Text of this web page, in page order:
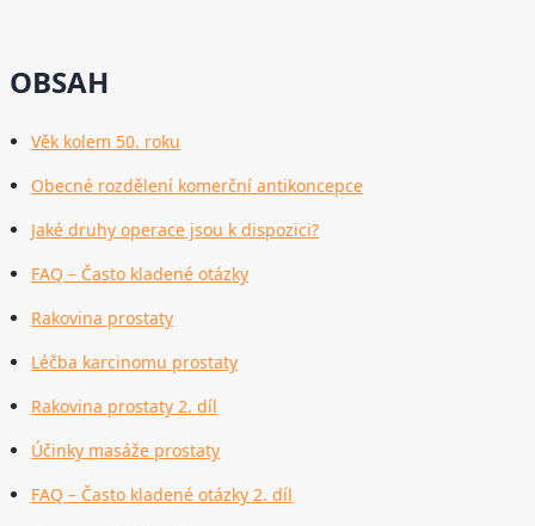
OBSAH
Věk kolem 50. roku
Obecné rozdělení komerční antikoncepce
Jaké druhy operace jsou k dispozici?
FAQ – Často kladené otázky
Rakovina prostaty
Léčba karcinomu prostaty
Rakovina prostaty 2. díl
Účinky masáže prostaty
FAQ – Často kladené otázky 2. díl